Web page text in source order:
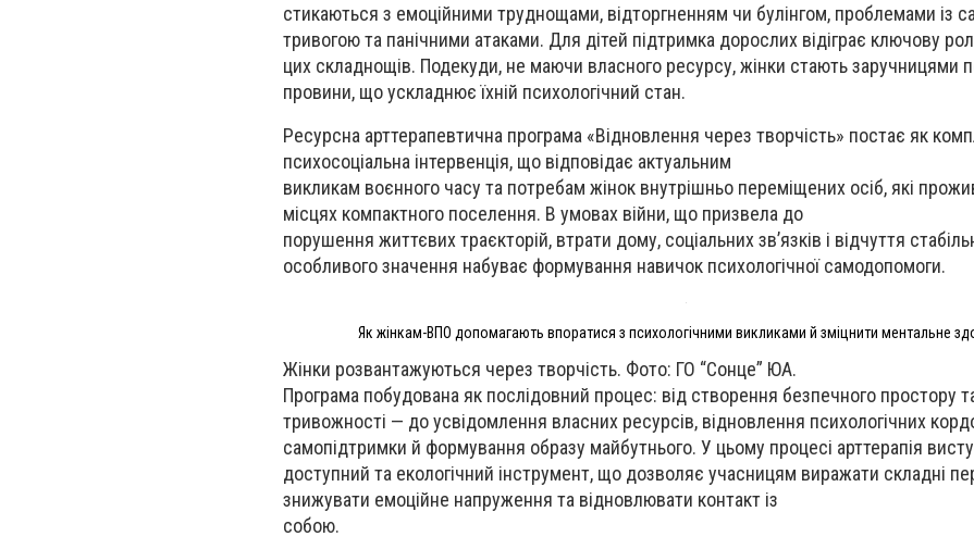
стикаються з емоційними труднощами, відторгненням чи булінгом, проблемами із
тривогою та панічними атаками. Для дітей підтримка дорослих відіграє ключову
цих складнощів. Подекуди, не маючи власного ресурсу, жінки стають заручницями
провини, що ускладнює їхній психологічний стан.
Ресурсна арттерапевтична програма «Відновлення через творчість» постає як
психосоціальна інтервенція, що відповідає актуальним
викликам воєнного часу та потребам жінок внутрішньо переміщених осіб, які
місцях компактного поселення. В умовах війни, що призвела до
порушення життєвих траєкторій, втрати дому, соціальних зв’язків і відчуття
особливого значення набуває формування навичок психологічної самодопомоги.
Як жінкам-ВПО допомагають впоратися з психологічними викликами й зміцнити ментальне
Жінки розвантажуються через творчість. Фото: ГО “Сонце” ЮА.
Програма побудована як послідовний процес: від створення безпечного простору
тривожності — до усвідомлення власних ресурсів, відновлення психологічних
самопідтримки й формування образу майбутнього. У цьому процесі арттерапія
доступний та екологічний інструмент, що дозволяє учасницям виражати складні
знижувати емоційне напруження та відновлювати контакт із
собою.